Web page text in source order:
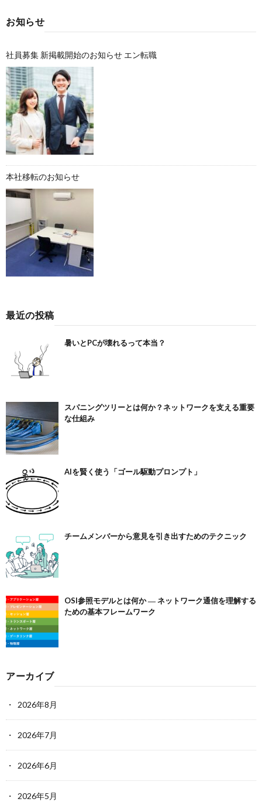
お知らせ
社員募集 新掲載開始のお知らせ エン転職
本社移転のお知らせ
最近の投稿
暑いとPCが壊れるって本当？
スパニングツリーとは何か？ネットワークを支える重要
な仕組み
AIを賢く使う「ゴール駆動プロンプト」
チームメンバーから意見を引き出すためのテクニック
OSI参照モデルとは何か ― ネットワーク通信を理解する
ための基本フレームワーク
アーカイブ
2026年8月
2026年7月
2026年6月
2026年5月